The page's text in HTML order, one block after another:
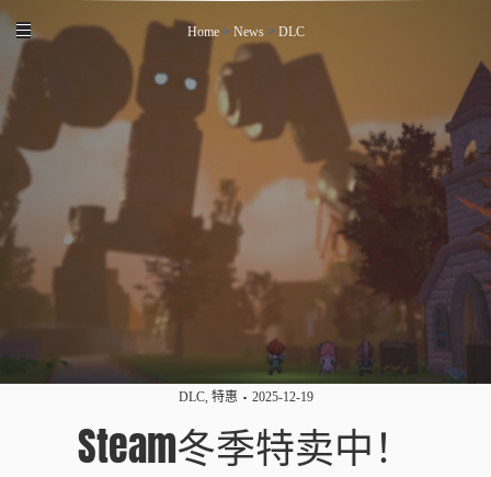
Home> News> DLC
DLC, 特惠 2025-12-19
Steam冬季特卖中！